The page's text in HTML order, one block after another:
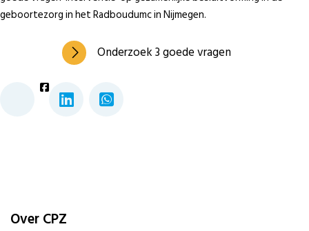
geboortezorg in het Radboudumc in Nijmegen.
Onderzoek 3 goede vragen
Over CPZ